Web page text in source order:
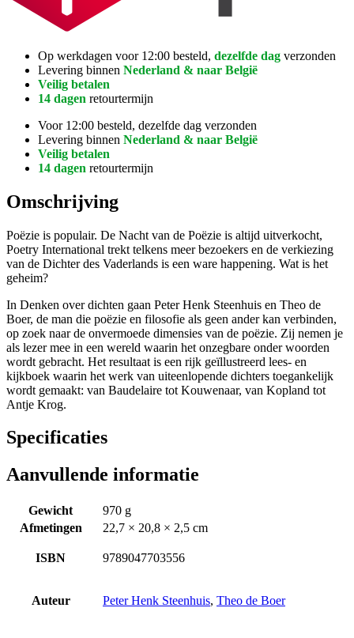
Op werkdagen voor 12:00 besteld, dezelfde dag verzonden
Levering binnen Nederland & naar België
Veilig betalen
14 dagen retourtermijn
Voor 12:00 besteld, dezelfde dag verzonden
Levering binnen Nederland & naar België
Veilig betalen
14 dagen retourtermijn
Omschrijving
Poëzie is populair. De Nacht van de Poëzie is altijd uitverkocht,
Poetry International trekt telkens meer bezoekers en de verkiezing
van de Dichter des Vaderlands is een ware happening. Wat is het
geheim?
In Denken over dichten gaan Peter Henk Steenhuis en Theo de
Boer, de man die poëzie en filosofie als geen ander kan verbinden,
op zoek naar de onvermoede dimensies van de poëzie. Zij nemen je
als lezer mee in een wereld waarin het onzegbare onder woorden
wordt gebracht. Het resultaat is een rijk geïllustreerd lees- en
kijkboek waarin het werk van uiteenlopende dichters toegankelijk
wordt gemaakt: van Baudelaire tot Kouwenaar, van Kopland tot
Antje Krog.
Specificaties
Aanvullende informatie
Gewicht
970 g
Afmetingen
22,7 × 20,8 × 2,5 cm
ISBN 9789047703556
Auteur Peter Henk Steenhuis, Theo de Boer